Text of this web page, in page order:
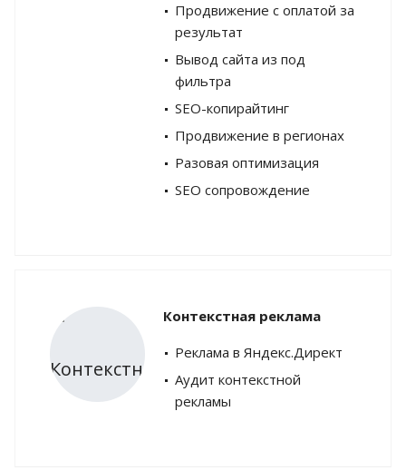
Продвижение с оплатой за
результат
Вывод сайта из под
фильтра
SEO-копирайтинг
Продвижение в регионах
Разовая оптимизация
SEO сопровождение
Контекстная реклама
Реклама в Яндекс.Директ
Аудит контекстной
рекламы